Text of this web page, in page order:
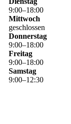
9:00–18:00
Mittwoch
geschlossen
Donnerstag
9:00–18:00
Freitag
9:00–18:00
Samstag
9:00–12:30